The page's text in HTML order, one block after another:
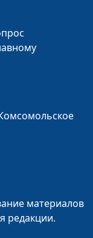
Центра
материалов
редакции.